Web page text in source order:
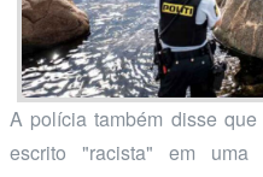
A polícia também disse
escrito "racista" em uma